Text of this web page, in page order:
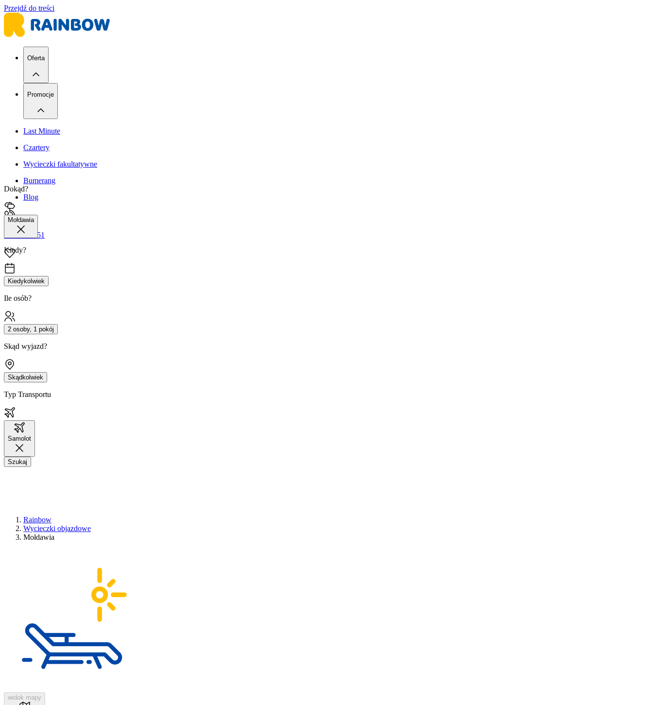
Przejdź do treści
Oferta
Promocje
Last Minute
Czartery
Wycieczki fakultatywne
Bumerang
Blog
42 680 38 51
Dokąd?
Mołdawia
Kiedy?
Kiedykolwiek
Ile osób?
2 osoby, 1 pokój
Skąd wyjazd?
Skądkolwiek
Typ Transportu
Samolot
Szukaj
Rainbow
Wycieczki objazdowe
Mołdawia
widok mapy